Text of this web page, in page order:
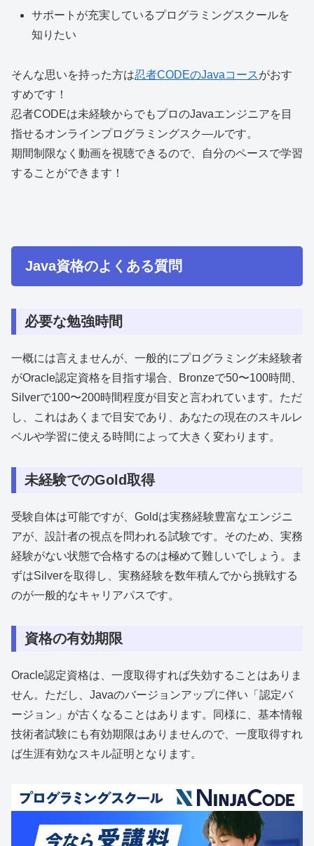
サポートが充実しているプログラミングスクールを
知りたい
そんな思いを持った方は忍者CODEのJavaコースがおす
すめです！
忍者CODEは未経験からでもプロのJavaエンジニアを目
指せるオンラインプログラミングスク―ルです。
期間制限なく動画を視聴できるので、自分のペースで学習
することができます！
Java資格のよくある質問
必要な勉強時間
一概には言えませんが、一般的にプログラミング未経験者
がOracle認定資格を目指す場合、Bronzeで50〜100時間、
Silverで100〜200時間程度が目安と言われています。ただ
し、これはあくまで目安であり、あなたの現在のスキルレ
ベルや学習に使える時間によって大きく変わります。
未経験でのGold取得
受験自体は可能ですが、Goldは実務経験豊富なエンジニ
アが、設計者の視点を問われる試験です。そのため、実務
経験がない状態で合格するのは極めて難しいでしょう。ま
ずはSilverを取得し、実務経験を数年積んでから挑戦する
のが一般的なキャリアパスです。
資格の有効期限
Oracle認定資格は、一度取得すれば失効することはありま
せん。ただし、Javaのバージョンアップに伴い「認定バ
ージョン」が古くなることはあります。同様に、基本情報
技術者試験にも有効期限はありませんので、一度取得すれ
ば生涯有効なスキル証明となります。